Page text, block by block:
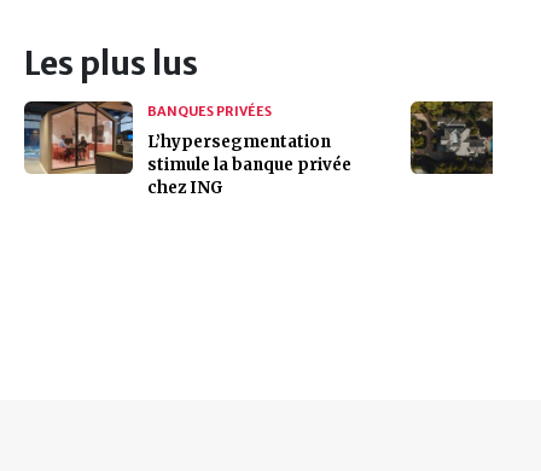
Les plus lus
BANQUES PRIVÉES
L’hypersegmentation
stimule la banque privée
chez ING